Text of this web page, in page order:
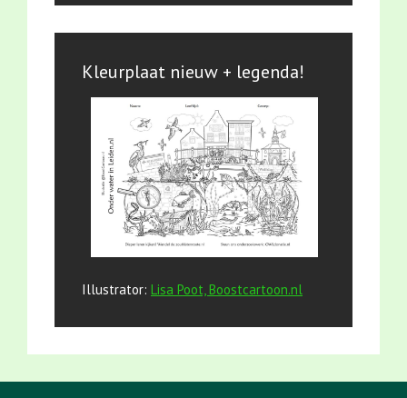
Kleurplaat nieuw + legenda!
Illustrator: Lisa Poot, Boostcartoon.nl